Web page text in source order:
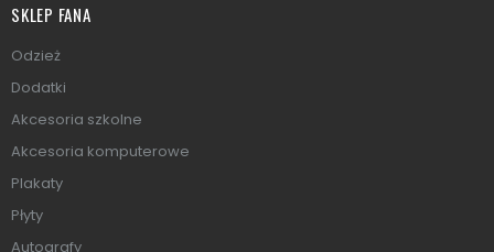
SKLEP FANA
Odzież
Dodatki
Akcesoria szkolne
Akcesoria komputerowe
Plakaty
Płyty
Autografy